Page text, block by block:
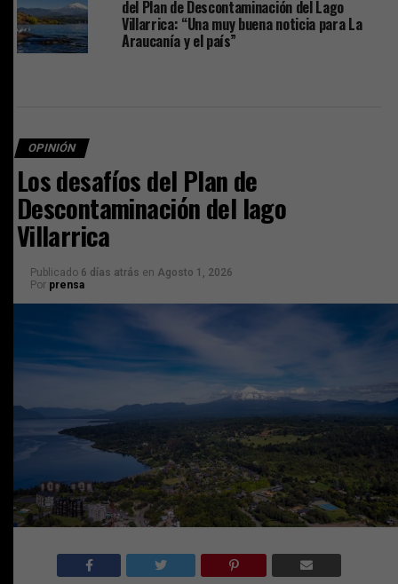
del Plan de Descontaminación del Lago
Villarrica: “Una muy buena noticia para La
Araucanía y el país”
OPINIÓN
Los desafíos del Plan de
Descontaminación del lago
Villarrica
Publicado 6 días atrás en Agosto 1, 2026
Por prensa